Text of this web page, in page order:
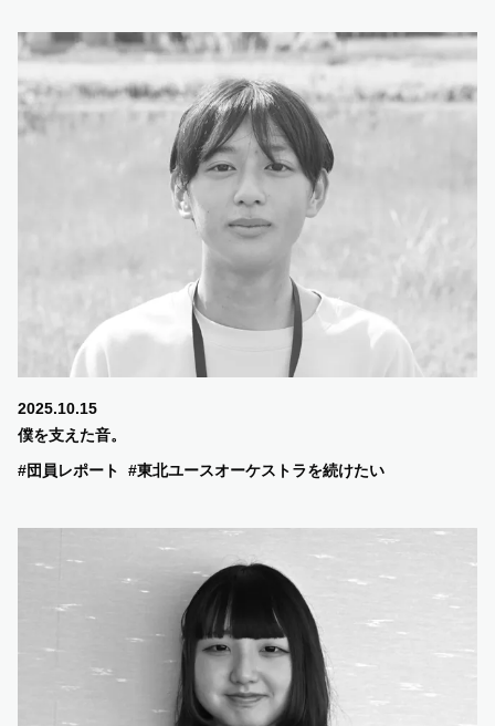
2025.10.15
僕を支えた音。
#団員レポート
#東北ユースオーケストラを続けたい